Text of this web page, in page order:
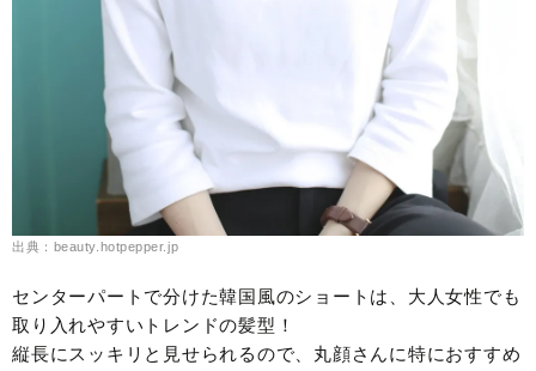
出典：beauty.hotpepper.jp
センターパートで分けた韓国風のショートは、大人女性でも
取り入れやすいトレンドの髪型！
縦長にスッキリと見せられるので、丸顔さんに特におすすめ